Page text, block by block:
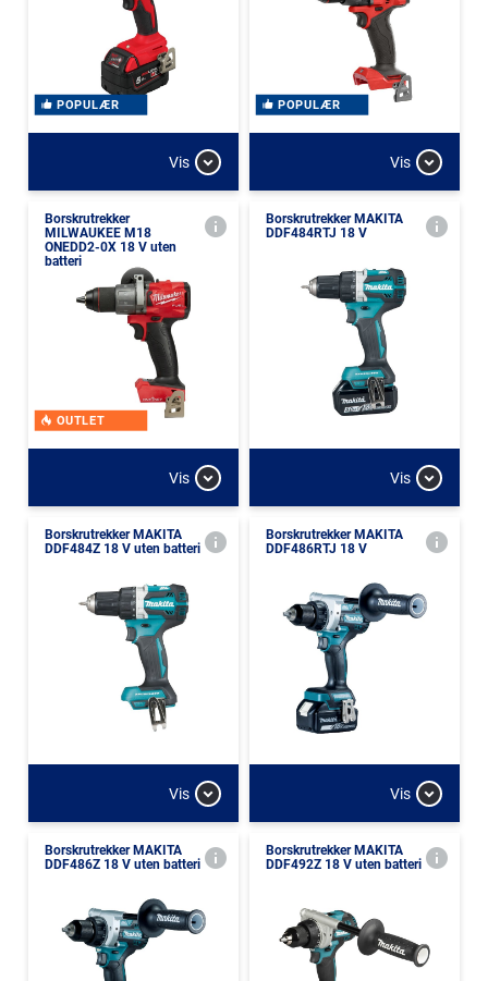
POPULÆR
Vis
POPULÆR
Vis
Borskrutrekker
MILWAUKEE M18
ONEDD2-0X 18 V uten
batteri
OUTLET
Vis
Borskrutrekker MAKITA
DDF484RTJ 18 V
Vis
Borskrutrekker MAKITA
DDF484Z 18 V uten batteri
Vis
Borskrutrekker MAKITA
DDF486RTJ 18 V
Vis
Borskrutrekker MAKITA
DDF486Z 18 V uten batteri
Borskrutrekker MAKITA
DDF492Z 18 V uten batteri